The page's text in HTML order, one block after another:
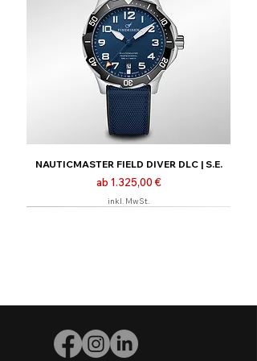
NAUTICMASTER FIELD DIVER DLC | S.E.
ab 1.325,00 €
Sale-Preis
inkl. MwSt.